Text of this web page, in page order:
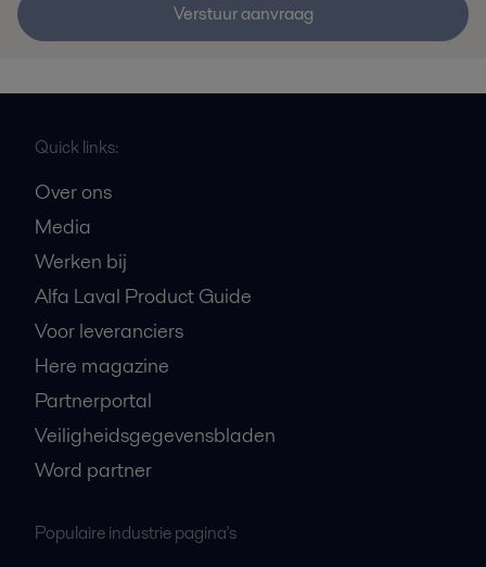
Verstuur aanvraag
Quick links:
Over ons
Media
Werken bij
Alfa Laval Product Guide
Voor leveranciers
Here magazine
Partnerportal
Veiligheidsgegevensbladen
Word partner
Populaire industrie pagina's